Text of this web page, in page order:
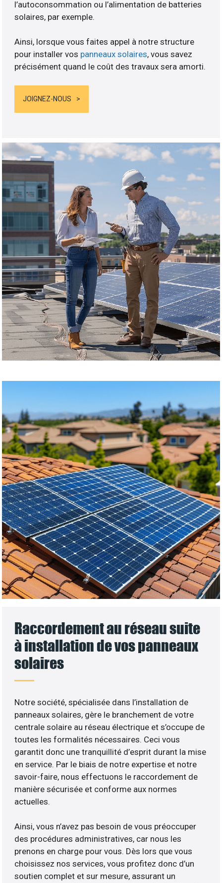
l’autoconsommation ou l’alimentation de batteries
solaires, par exemple.
Ainsi, lorsque vous faites appel à notre structure
pour installer vos panneaux solaires, vous savez
précisément quand le coût des travaux sera amorti.
JOIGNEZ-NOUS
Raccordement au réseau suite
à installation de vos panneaux
solaires
Notre société, spécialisée dans l’installation de
panneaux solaires, gère le branchement de votre
centrale solaire au réseau électrique et s’occupe de
toutes les formalités nécessaires. Ceci vous
garantit donc une tranquillité d’esprit durant la mise
en service. Par le biais de notre expertise et notre
savoir-faire, nous effectuons le raccordement de
manière sécurisée et conforme aux normes
actuelles.
Ainsi, vous n’avez pas besoin de vous préoccuper
des procédures administratives, car nous les
prenons en charge pour vous. Dès lors que vous
choisissez nos services, vous profitez donc d’un
soutien complet et sur mesure, assurant un